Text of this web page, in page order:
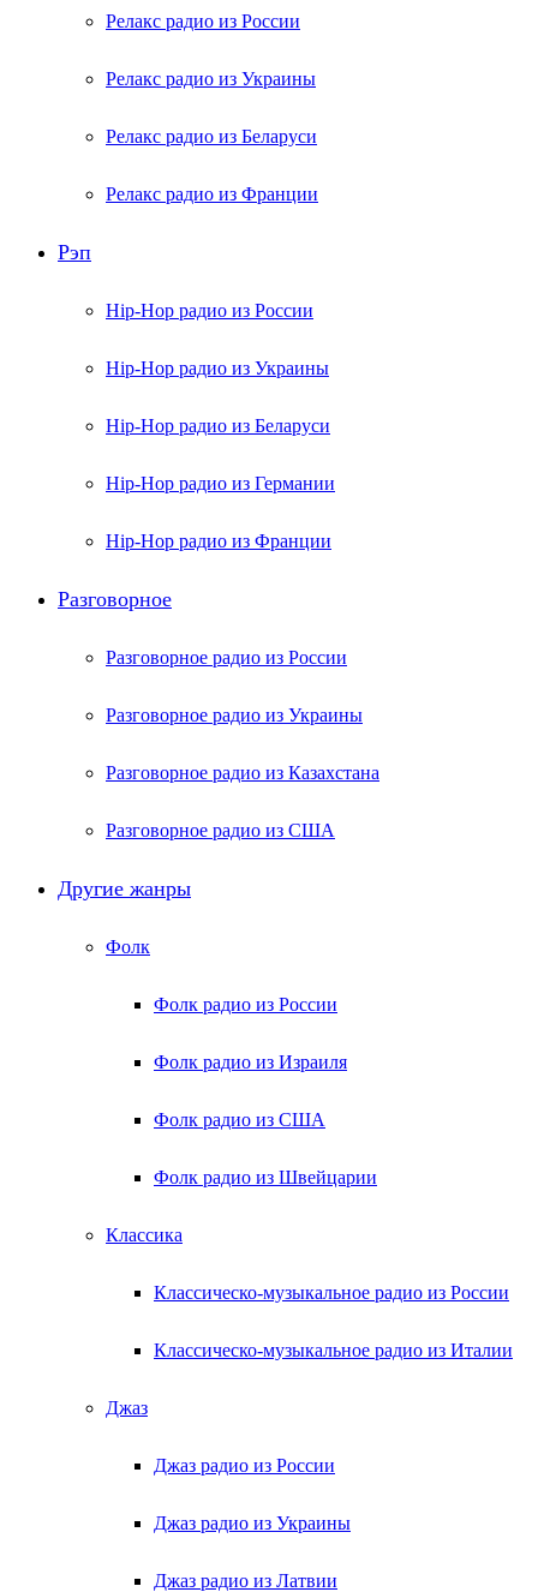
Релакс радио из России
Релакс радио из Украины
Релакс радио из Беларуси
Релакс радио из Франции
Рэп
Hip-Hop радио из России
Hip-Hop радио из Украины
Hip-Hop радио из Беларуси
Hip-Hop радио из Германии
Hip-Hop радио из Франции
Разговорное
Разговорное радио из России
Разговорное радио из Украины
Разговорное радио из Казахстана
Разговорное радио из США
Другие жанры
Фолк
Фолк радио из России
Фолк радио из Израиля
Фолк радио из США
Фолк радио из Швейцарии
Классика
Классическо-музыкальное радио из России
Классическо-музыкальное радио из Италии
Джаз
Джаз радио из России
Джаз радио из Украины
Джаз радио из Латвии